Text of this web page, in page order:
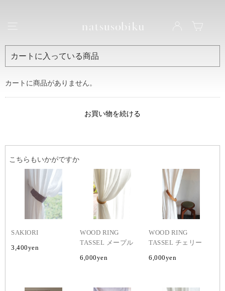
natsusobiku
カートに入っている商品
カートに商品がありません。
お買い物を続ける
こちらもいかがですか
SAKIORI
3,400yen
WOOD RING
TASSEL メープル
6,000yen
WOOD RING
TASSEL チェリー
6,000yen